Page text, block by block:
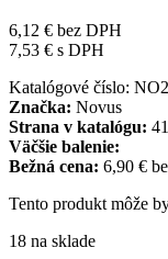
6,12 € bez DPH
7,53 € s DPH
Katalógové číslo:
Značka: Novus
Strana v katalógu:
Väčšie balenie:
Bežná cena: 6,90 €
Tento produkt môže
18 na sklade